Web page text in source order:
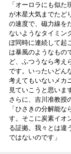
「オーロラにも似
が木星大気までたど
の速度で、磁力線を
ないようなタイミン
ぼ同時に連続して起
は暴風のようなもの
ど、ふつうなら考え
です。いったいどん
考えてもいないメカ
見ていこうと思いま
さらに、吉川准教授
「ひさきの分解能
す。そこに炭素イオ
る証拠。我々とは違
ではないのです」